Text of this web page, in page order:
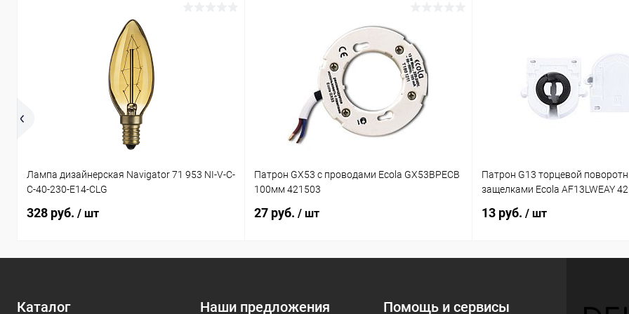
Лампа дизайнерская Navigator 71 953 NI-V-C-
C-40-230-E14-CLG
328 руб. / шт
Патрон GX53 с проводами Ecola GX53BPECB
100мм 421503
27 руб. / шт
Патрон G13 торцевой
защелками Ecola AF13LWEAY
13 руб. / шт
Каталог Наши предложения Помощь и сервисы